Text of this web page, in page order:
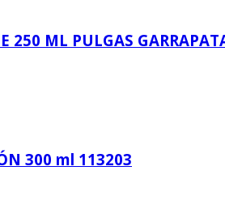
250 ML PULGAS
300 ml 113203